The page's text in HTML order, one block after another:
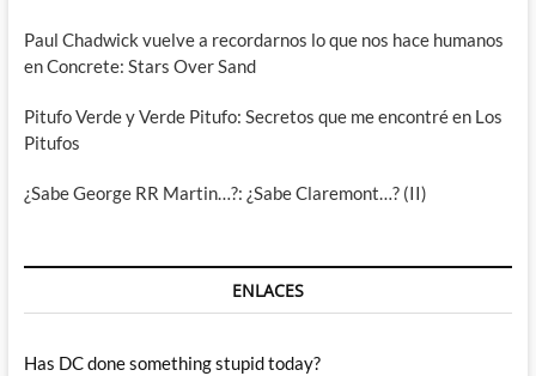
Paul Chadwick vuelve a recordarnos lo que nos hace humanos
en Concrete: Stars Over Sand
Pitufo Verde y Verde Pitufo: Secretos que me encontré en Los
Pitufos
¿Sabe George RR Martin…?: ¿Sabe Claremont…? (II)
ENLACES
Has DC done something stupid today?